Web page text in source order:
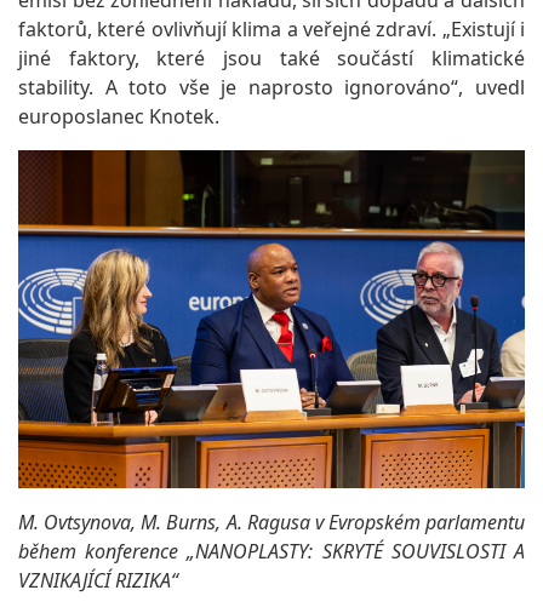
faktorů, které ovlivňují klima a veřejné zdraví. „Existují i
jiné faktory, které jsou také součástí klimatické
stability. A toto vše je naprosto ignorováno“, uvedl
europoslanec Knotek.
M. Ovtsynova, M. Burns, A. Ragusa v Evropském parlamentu
během konference „NANOPLASTY: SKRYTÉ SOUVISLOSTI A
VZNIKAJÍCÍ RIZIKA“